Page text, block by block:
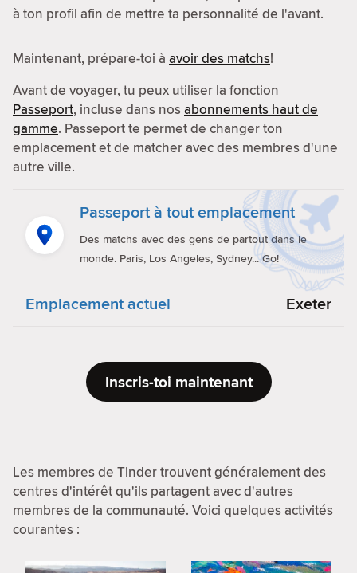
à ton profil afin de mettre ta personnalité de l'avant.
Maintenant, prépare-toi à avoir des matchs!
Avant de voyager, tu peux utiliser la fonction
Passeport, incluse dans nosabonnements haut de
gamme. Passeport te permet de changer ton
emplacement et de matcher avec des membres d'une
autre ville.
Passeport à tout emplacement
Des matchs avec des gens de partout dans le
monde. Paris, Los Angeles, Sydney... Go!
Emplacement actuel Exeter
Inscris-toi maintenant
Les membres de Tinder trouvent généralement des
centres d'intérêt qu'ils partagent avec d'autres
membres de la communauté. Voici quelques activités
courantes :